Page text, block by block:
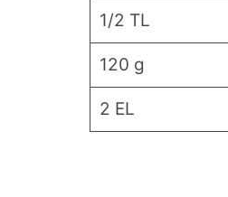
1/2 TL
120 g
2 EL